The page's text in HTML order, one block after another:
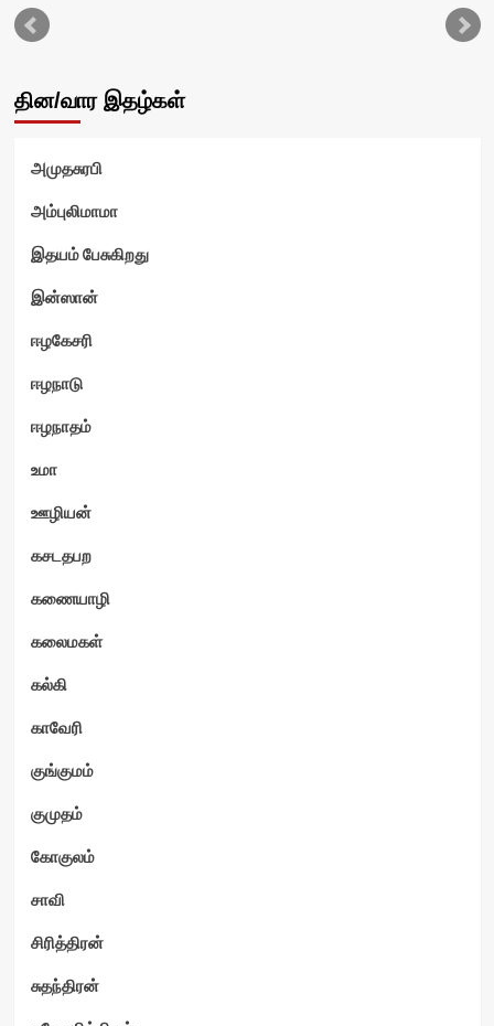
தின/வார இதழ்கள்
அமுதசுரபி
அம்புலிமாமா
இதயம் பேசுகிறது
இன்ஸான்
ஈழகேசரி
ஈழநாடு
ஈழநாதம்
உமா
ஊழியன்
கசடதபற
கணையாழி
கலைமகள்
கல்கி
காவேரி
குங்குமம்
குமுதம்
கோகுலம்
சாவி
சிரித்திரன்
சுதந்திரன்